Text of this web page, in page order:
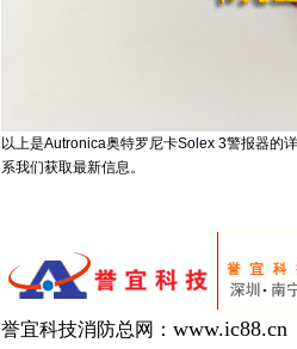
以上是Autronica奥特罗尼卡Solex 3警报器的
系我们获取最新信息。
誉宜科技消防总网： www.ic88.cn